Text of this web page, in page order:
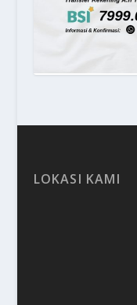
LOKASI KAMI